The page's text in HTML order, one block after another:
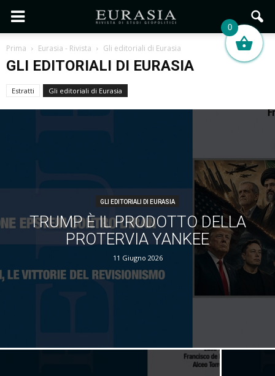
Prima Eurasia - Rivista Gli editoriali di Eurasia
GLI EDITORIALI DI EURASIA
Estratti Gli editoriali di Eurasia
GLI EDITORIALI DI EURASIA
TRUMP È IL PRODOTTO DELLA
PROTERVIA YANKEE
11 Giugno 2026
0